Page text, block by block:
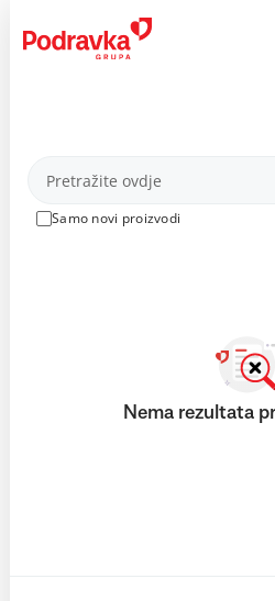
content
Proizvodi
Samo novi proizvodi
Nema rezultata